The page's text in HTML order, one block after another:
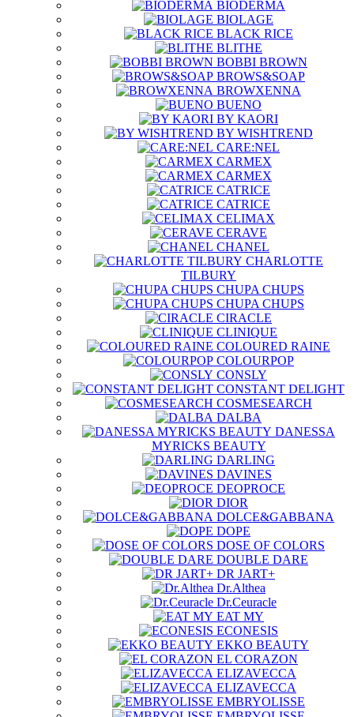
BIODERMA
BIOLAGE
BLACK RICE
BLITHE
BOBBI BROWN
BROWS&SOAP
BROWXENNA
BUENO
BY KAORI
BY WISHTREND
CARE:NEL
CARMEX
CARMEX
CATRICE
CATRICE
CELIMAX
CERAVE
CHANEL
CHARLOTTE
TILBURY
CHUPA CHUPS
CHUPA CHUPS
CIRACLE
CLINIQUE
COLOURED RAINE
COLOURPOP
CONSLY
CONSTANT DELIGHT
COSMESEARCH
DALBA
DANESSA
MYRICKS BEAUTY
DARLING
DAVINES
DEOPROCE
DIOR
DOLCE&GABBANA
DOPE
DOSE OF COLORS
DOUBLE DARE
DR JART+
Dr.Althea
Dr.Ceuracle
EAT MY
ECONESIS
EKKO BEAUTY
EL CORAZON
ELIZAVECCA
ELIZAVECCA
EMBRYOLISSE